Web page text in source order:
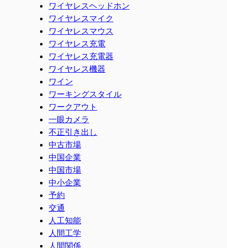
ワイヤレスヘッドホン
ワイヤレスマイク
ワイヤレスマウス
ワイヤレス充電
ワイヤレス充電器
ワイヤレス機器
ワイン
ワーキングスタイル
ワークアウト
一眼カメラ
不正引き出し
中古市場
中国企業
中国市場
中小企業
予約
交通
人工知能
人間工学
人間関係